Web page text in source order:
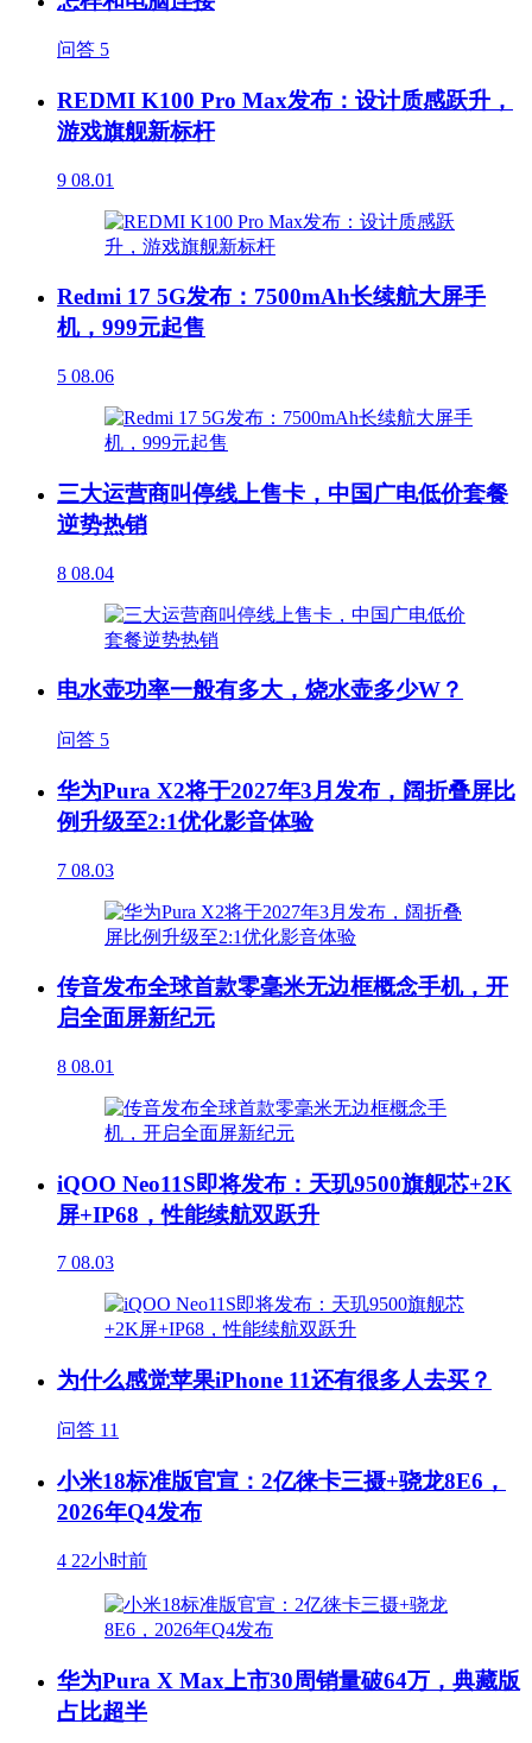
问答 5
REDMI K100 Pro Max发布：设计质感跃升，
游戏旗舰新标杆
9 08.01
Redmi 17 5G发布：7500mAh长续航大屏手
机，999元起售
5 08.06
三大运营商叫停线上售卡，中国广电低价套餐
逆势热销
8 08.04
电水壶功率一般有多大，烧水壶多少W？
问答 5
华为Pura X2将于2027年3月发布，阔折叠屏比
例升级至2:1优化影音体验
7 08.03
传音发布全球首款零毫米无边框概念手机，开
启全面屏新纪元
8 08.01
iQOO Neo11S即将发布：天玑9500旗舰芯+2K
屏+IP68，性能续航双跃升
7 08.03
为什么感觉苹果iPhone 11还有很多人去买？
问答 11
小米18标准版官宣：2亿徕卡三摄+骁龙8E6，
2026年Q4发布
4 22小时前
华为Pura X Max上市30周销量破64万，典藏版
占比超半